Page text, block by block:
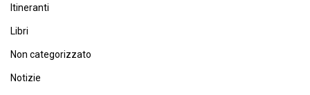
Itineranti
Libri
Non categorizzato
Notizie